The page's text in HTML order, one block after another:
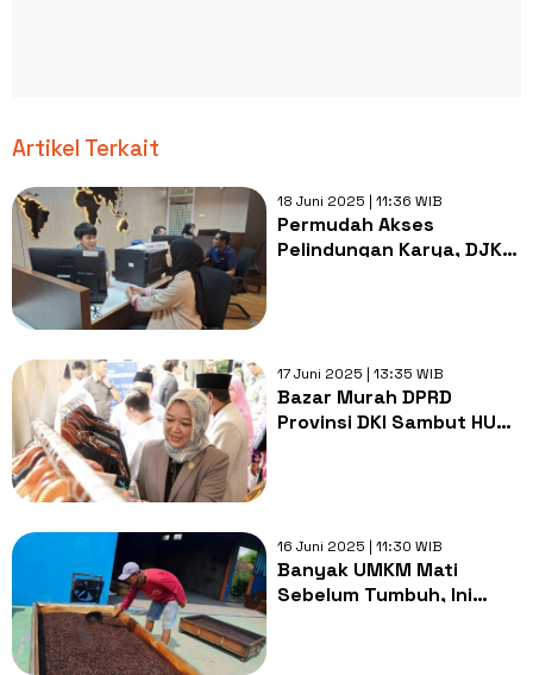
Artikel Terkait
18 Juni 2025 | 11:36 WIB
Permudah Akses
Pelindungan Karya, DJKI
17 Juni 2025 | 13:35 WIB
Bazar Murah DPRD
Provinsi DKI Sambut HUT
16 Juni 2025 | 11:30 WIB
Banyak UMKM Mati
Sebelum Tumbuh, Ini